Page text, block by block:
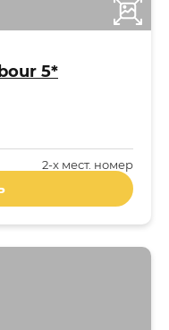
5*
2-x мест. номер